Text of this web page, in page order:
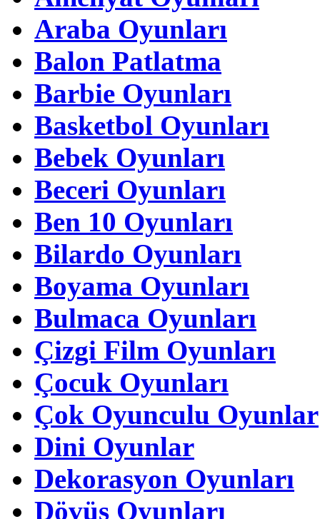
Araba Oyunları
Balon Patlatma
Barbie Oyunları
Basketbol Oyunları
Bebek Oyunları
Beceri Oyunları
Ben 10 Oyunları
Bilardo Oyunları
Boyama Oyunları
Bulmaca Oyunları
Çizgi Film Oyunları
Çocuk Oyunları
Çok Oyunculu Oyunlar
Dini Oyunlar
Dekorasyon Oyunları
Dövüş Oyunları